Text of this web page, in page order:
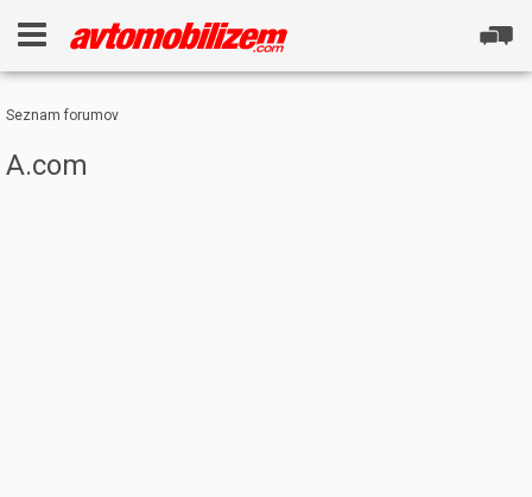
Seznam forumov
A.com